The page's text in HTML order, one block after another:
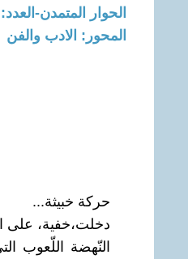
الحوار المتمدن-العدد: 6496 - 2020 / 2 / 21 - 12:30
المحور: الادب والفن
حركة خبيثة...
دخلت،خفية، على
النّهضة اللّعوب